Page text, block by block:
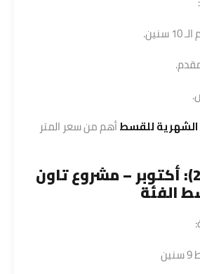
الشهرية للقسطأهم من سعر المتر
دراسة حالة (2): أكتوبر – مشروع تاون
الفئة